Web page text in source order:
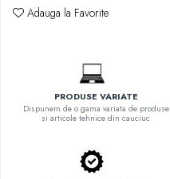
Adauga la Favorite
PRODUSE VARIATE
Dispunem de o gama variata de produse
si articole tehnice din cauciuc